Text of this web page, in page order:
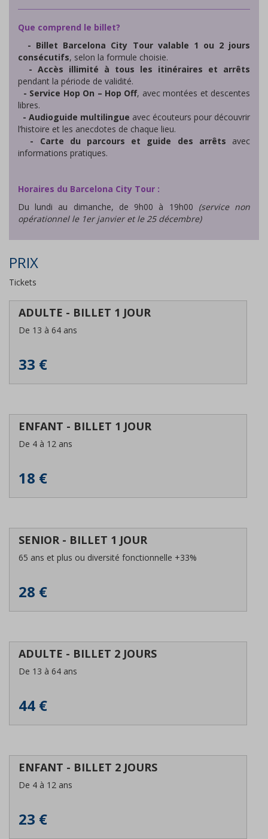
Que comprend le billet?
- Billet Barcelona City Tour valable 1 ou 2 jours
consécutifs, selon la formule choisie.
- Accès illimité à tous les itinéraires et arrêts
pendant la période de validité.
- Service Hop On – Hop Off, avec montées et descentes
libres.
- Audioguide multilingue avec écouteurs pour découvrir
l’histoire et les anecdotes de chaque lieu.
- Carte du parcours et guide des arrêts avec
informations pratiques.
Horaires du Barcelona City Tour :
Du lundi au dimanche, de 9h00 à 19h00 (service non
opérationnel le 1er janvier et le 25 décembre)
PRIX
Tickets
ADULTE - BILLET 1 JOUR
De 13 à 64 ans
33 €
ENFANT - BILLET 1 JOUR
De 4 à 12 ans
18 €
SENIOR - BILLET 1 JOUR
65 ans et plus ou diversité fonctionnelle +33%
28 €
ADULTE - BILLET 2 JOURS
De 13 à 64 ans
44 €
ENFANT - BILLET 2 JOURS
De 4 à 12 ans
23 €